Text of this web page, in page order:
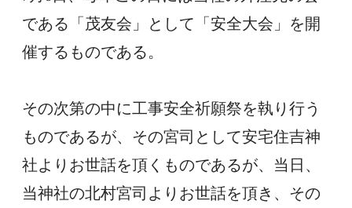
である「茂友会」として「安全大会」を開
催するものである。
その次第の中に工事安全祈願祭を執り行う
ものであるが、その宮司として安宅住吉神
社よりお世話を頂くものであるが、当日、
当神社の北村宮司よりお世話を頂き、その